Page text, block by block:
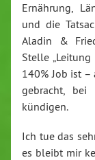
Ernährung,
und die
Aladin &
Stelle
140% Job ist –
gebracht,
kündigen.
Ich tue das
es bleibt mir